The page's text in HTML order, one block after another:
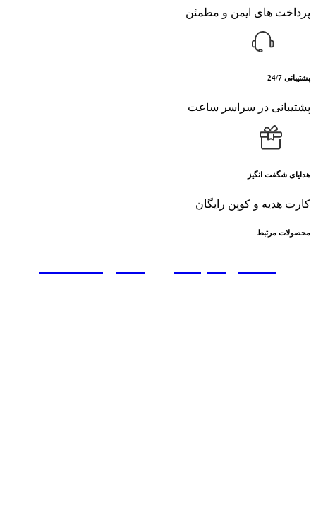
پرداخت های ایمن و مطمئن
پشتیبانی 24/7
پشتیبانی در سراسر ساعت
هدایای شگفت انگیز
کارت هدیه و کوپن رایگان
محصولات مرتبط